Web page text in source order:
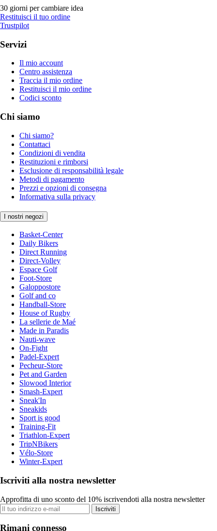
30 giorni per cambiare idea
Restituisci il tuo ordine
Trustpilot
Servizi
Il mio account
Centro assistenza
Traccia il mio ordine
Restituisci il mio ordine
Codici sconto
Chi siamo
Chi siamo?
Contattaci
Condizioni di vendita
Restituzioni e rimborsi
Esclusione di responsabilità legale
Metodi di pagamento
Prezzi e opzioni di consegna
Informativa sulla privacy
I nostri negozi
Basket-Center
Daily Bikers
Direct Running
Direct-Volley
Espace Golf
Foot-Store
Galoppostore
Golf and co
Handball-Store
House of Rugby
La sellerie de Maé
Made in Paradis
Nauti-wave
On-Fight
Padel-Expert
Pecheur-Store
Pet and Garden
Slowood Interior
Smash-Expert
Sneak'In
Sneakids
Sport is good
Training-Fit
Triathlon-Expert
TripNBikers
Vélo-Store
Winter-Expert
Iscriviti alla nostra newsletter
Approfitta di uno sconto del 10% iscrivendoti alla nostra newsletter
Iscriviti
Rimani connesso